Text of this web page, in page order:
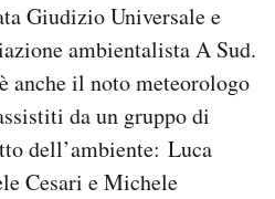
Giudizio Universale e
ambientalista A Sud.
anche il noto meteorologo
da un gruppo di
dell’ambiente: Luca
Cesari e Michele